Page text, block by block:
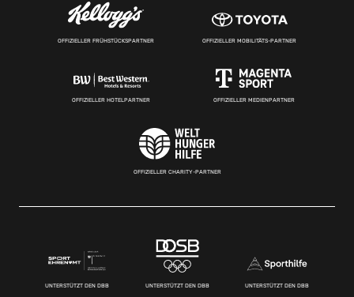
OFFIZIELLER FRÜHSTÜCKSPARTNER OFFIZIELLER MOBILITÄTS-PARTNER
OFFIZIELLER HOTELPARTNER OFFIZIELLER MEDIENPARTNER
OFFIZIELLER CHARITY-PARTNER
UNTERSTÜTZT DEN DBB UNTERSTÜTZT DEN DBB UNTERSTÜTZT DEN DBB